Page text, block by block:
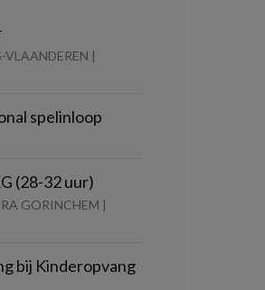
VLAANDEREN |
spelinloop
(28-32 uur)
GORINCHEM |
bij Kinderopvang